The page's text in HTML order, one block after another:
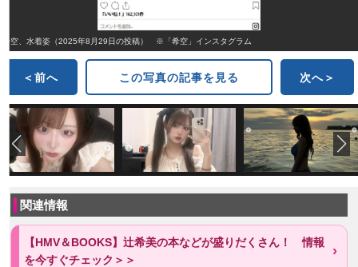
希空、水着姿（2025年8月29日の投稿） ※「希空」インスタグラム
＜前へ この写真の記事を見る 次へ＞
関連情報
【HMV＆BOOKS】辻希美の本などが盛りだくさん！ 情報
を今すぐチェック＞＞